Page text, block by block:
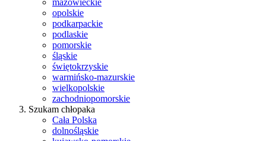
mazowieckie
opolskie
podkarpackie
podlaskie
pomorskie
śląskie
świętokrzyskie
warmińsko-mazurskie
wielkopolskie
zachodniopomorskie
Szukam chłopaka
Cała Polska
dolnośląskie